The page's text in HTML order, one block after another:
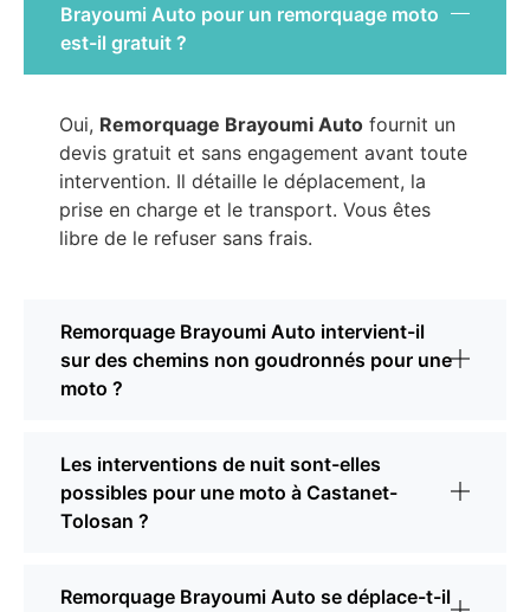
Brayoumi Auto pour un remorquage moto
est-il gratuit ?
Oui, Remorquage Brayoumi Auto fournit un
devis gratuit et sans engagement avant toute
intervention. Il détaille le déplacement, la
prise en charge et le transport. Vous êtes
libre de le refuser sans frais.
Remorquage Brayoumi Auto intervient-il
sur des chemins non goudronnés pour une
moto ?
Les interventions de nuit sont-elles
possibles pour une moto à Castanet-
Tolosan ?
Remorquage Brayoumi Auto se déplace-t-il